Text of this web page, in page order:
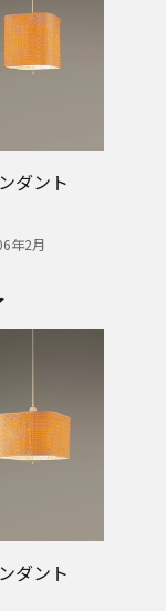
ダント
年2月
ダント